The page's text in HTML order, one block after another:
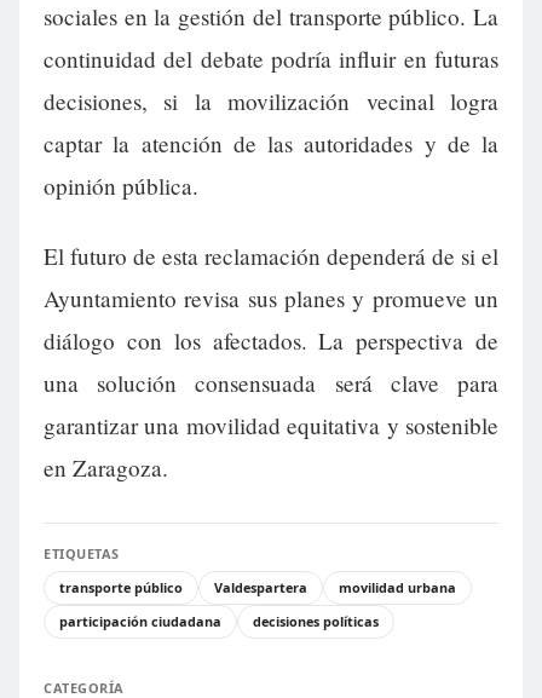
sociales en la gestión del transporte público. La
continuidad del debate podría influir en futuras
decisiones, si la movilización vecinal logra
captar la atención de las autoridades y de la
opinión pública.
El futuro de esta reclamación dependerá de si el
Ayuntamiento revisa sus planes y promueve un
diálogo con los afectados. La perspectiva de
una solución consensuada será clave para
garantizar una movilidad equitativa y sostenible
en Zaragoza.
ETIQUETAS
transporte público
Valdespartera
movilidad urbana
participación ciudadana
decisiones políticas
CATEGORÍA